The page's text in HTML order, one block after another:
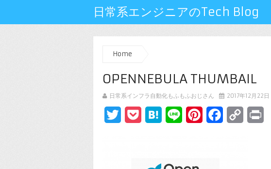
日常系エンジニアのTech Blog
Home
OPENNEBULA THUMBAIL
日常系インフラ自動化もふもふおじさん 2017年12月22日
TwitterPocketHatenaLine PinterestFacebook
Copy